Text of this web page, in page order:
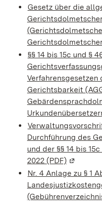
Gesetz über die
§§ 14 bis 15c und §
Verfahrensgesetzen
Gerichtsbarkeit
Durchführung des
und der §§ 14 bis
2022 (PDF) (Wird in
Nr. 4 Anlage zu § 1